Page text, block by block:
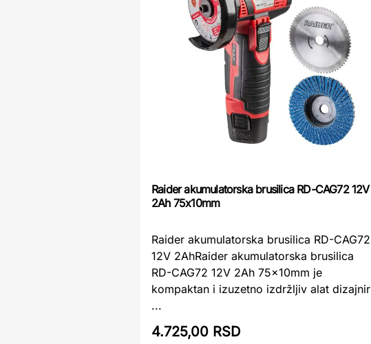
Raider akumulatorska brusilica RD-CAG72 12V
2Ah 75x10mm
Raider akumulatorska brusilica RD-CAG72
12V 2AhRaider akumulatorska brusilica
RD-CAG72 12V 2Ah 75x10mm je
kompaktan i izuzetno izdržljiv alat dizajnir
...
4.725,00 RSD